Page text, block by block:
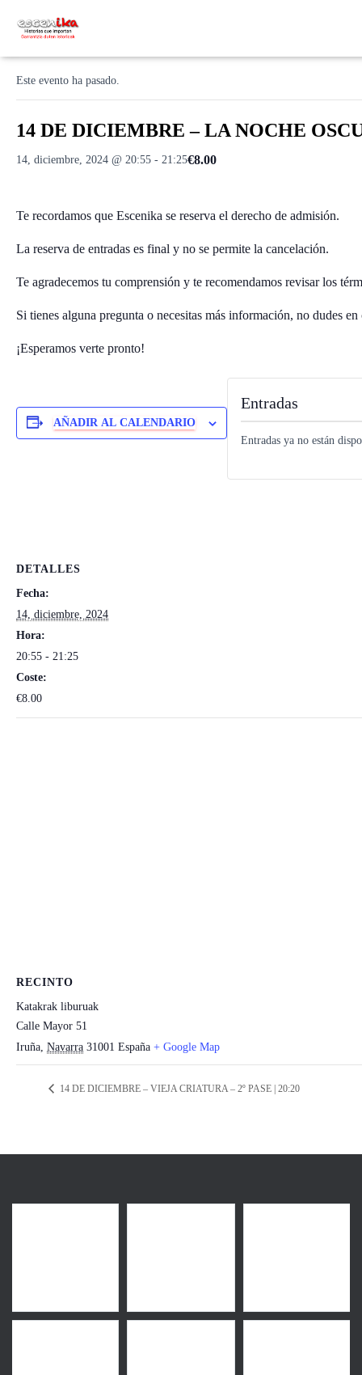
« Todos los Eventos
Este evento ha pasado.
14 DE DICIEMBRE – LA NOCHE
14, diciembre, 2024 @ 20:55 - 21:25€8.00
Te recordamos que Escenika se reserva el derecho de admisión.
La reserva de entradas es final y no se permite la cancelación.
Te agradecemos tu comprensión y te recomendamos revisar los
Si tienes alguna pregunta o necesitas más información, no dudes en
¡Esperamos verte pronto!
AÑADIR AL CALENDARIO
DETALLES
Fecha:
14, diciembre, 2024
Hora:
20:55 - 21:25
Coste:
€8.00
RECINTO
Katakrak liburuak
Calle Mayor 51
Iruña, Navarra 31001 España + Google Map
Entradas
Entradas ya no están
14 DE DICIEMBRE – VIEJA CRIATURA – 2º PASE | 20:20